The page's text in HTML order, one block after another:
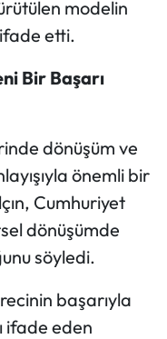
modelin
etti.
Bir Başarı
dönüşüm ve
önemli bir
Cumhuriyet
dönüşümde
söyledi.
başarıyla
ifade eden